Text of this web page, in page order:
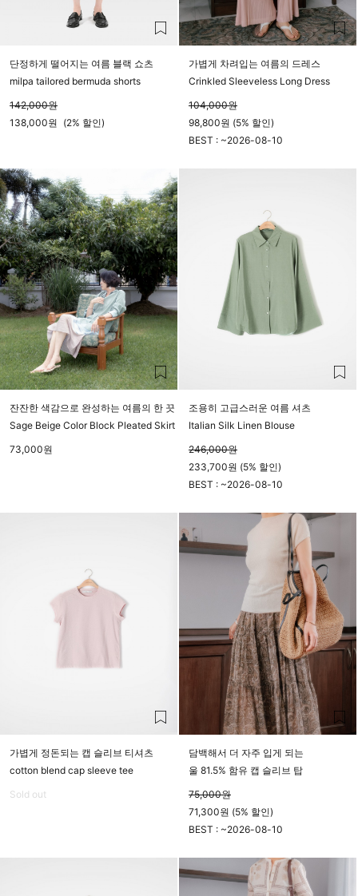
단정하게 떨어지는 여름 블랙 쇼츠
milpa tailored bermuda shorts
142,000원
138,000원 (2% 할인)
가볍게 차려입는 여름의 드레스
Crinkled Sleeveless Long Dress
104,000원
98,800원 (5% 할인)
BEST : ~2026-08-10
잔잔한 색감으로 완성하는 여름의 한 끗
Sage Beige Color Block Pleated Skirt
73,000원
조용히 고급스러운 여름 셔츠
Italian Silk Linen Blouse
246,000원
233,700원 (5% 할인)
BEST : ~2026-08-10
가볍게 정돈되는 캡 슬리브 티셔츠
cotton blend cap sleeve tee
Sold out
담백해서 더 자주 입게 되는
울 81.5% 함유 캡 슬리브 탑
75,000원
71,300원 (5% 할인)
BEST : ~2026-08-10